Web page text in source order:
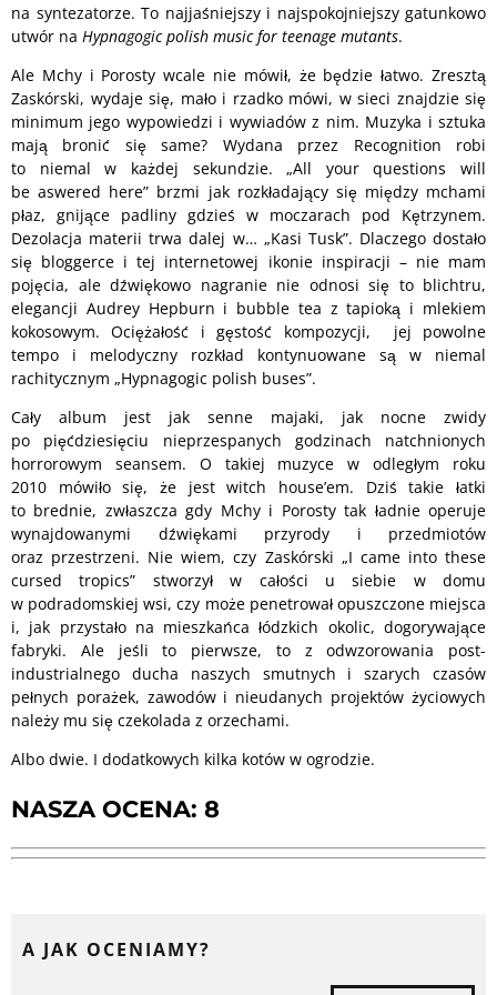
na syntezatorze. To najjaśniejszy i najspokojniejszy gatunkowo
utwór na Hypnagogic polish music for teenage mutants.
Ale Mchy i Porosty wcale nie mówił, że będzie łatwo. Zresztą
Zaskórski, wydaje się, mało i rzadko mówi, w sieci znajdzie się
minimum jego wypowiedzi i wywiadów z nim. Muzyka i sztuka
mają bronić się same? Wydana przez Recognition robi
to niemal w każdej sekundzie. „All your questions will
be aswered here” brzmi jak rozkładający się między mchami
płaz, gnijące padliny gdzieś w moczarach pod Kętrzynem.
Dezolacja materii trwa dalej w… „Kasi Tusk”. Dlaczego dostało
się bloggerce i tej internetowej ikonie inspiracji – nie mam
pojęcia, ale dźwiękowo nagranie nie odnosi się to blichtru,
elegancji Audrey Hepburn i bubble tea z tapioką i mlekiem
kokosowym. Ociężałość i gęstość kompozycji, jej powolne
tempo i melodyczny rozkład kontynuowane są w niemal
rachitycznym „Hypnagogic polish buses”.
Cały album jest jak senne majaki, jak nocne zwidy
po pięćdziesięciu nieprzespanych godzinach natchnionych
horrorowym seansem. O takiej muzyce w odległym roku
2010 mówiło się, że jest witch house’em. Dziś takie łatki
to brednie, zwłaszcza gdy Mchy i Porosty tak ładnie operuje
wynajdowanymi dźwiękami przyrody i przedmiotów
oraz przestrzeni. Nie wiem, czy Zaskórski „I came into these
cursed tropics” stworzył w całości u siebie w domu
w podradomskiej wsi, czy może penetrował opuszczone miejsca
i, jak przystało na mieszkańca łódzkich okolic, dogorywające
fabryki. Ale jeśli to pierwsze, to z odwzorowania post-
industrialnego ducha naszych smutnych i szarych czasów
pełnych porażek, zawodów i nieudanych projektów życiowych
należy mu się czekolada z orzechami.
Albo dwie. I dodatkowych kilka kotów w ogrodzie.
NASZA OCENA: 8
A JAK OCENIAMY?